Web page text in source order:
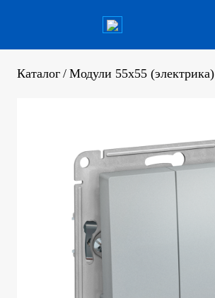
Каталог / Модули 55x55 (электрика)